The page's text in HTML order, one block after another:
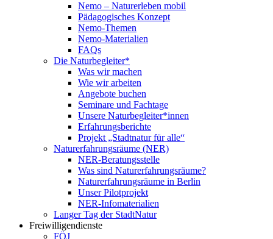
Nemo – Naturerleben mobil
Pädagogisches Konzept
Nemo-Themen
Nemo-Materialien
FAQs
Die Naturbegleiter*
Was wir machen
Wie wir arbeiten
Angebote buchen
Seminare und Fachtage
Unsere Naturbegleiter*innen
Erfahrungsberichte
Projekt „Stadtnatur für alle“
Naturerfahrungsräume (NER)
NER-Beratungsstelle
Was sind Naturerfahrungsräume?
Naturerfahrungsräume in Berlin
Unser Pilotprojekt
NER-Infomaterialien
Langer Tag der StadtNatur
Freiwilligendienste
FÖJ